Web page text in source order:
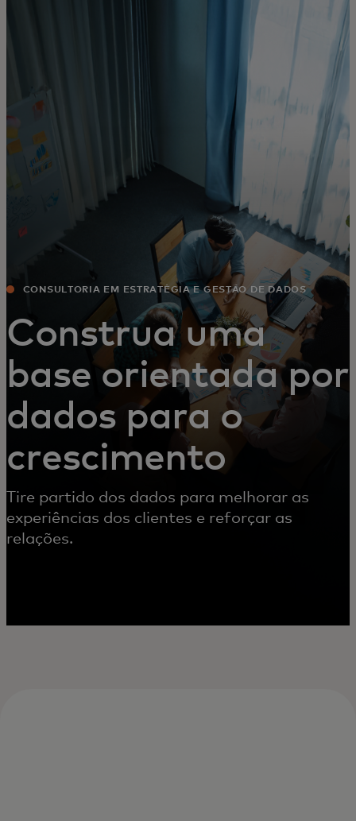
Para empresas
Para o mundo
Para inovadores
Notícias e tendências
CONSULTORIA EM ESTRATÉGIA E GESTÃO DE DADOS
Construa uma
base orientada por
dados para o
crescimento
Tire partido dos dados para melhorar as
experiências dos clientes e reforçar as
relações.